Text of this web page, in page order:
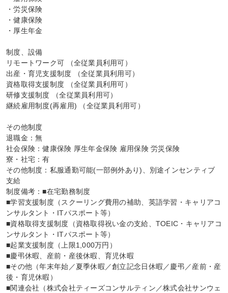
・労災保険
・健康保険
・厚生年金
制度、設備
リモートワーク可 （全従業員利用可）
出産・育児支援制度 （全従業員利用可）
資格取得支援制度 （全従業員利用可）
研修支援制度 （全従業員利用可）
継続雇用制度(再雇用) （全従業員利用可）
その他制度
退職金：無
社会保険：健康保険 厚生年金保険 雇用保険 労災保険
寮・社宅：有
その他制度：私服通勤可能(一部例外あり)、別途インセンティブ
支給
制度備考：■在宅勤務制度
■学習支援制度（スクーリング費用の補助、英語学習・キャリアコ
ンサルタント・ITパスポート等）
■資格取得支援制度（資格取得祝い金の支給、TOEIC・キャリアコ
ンサルタント・ITパスポート等）
■起業支援制度（上限1,000万円）
■慶弔休暇、産前・産後休暇、育児休暇
■その他（年末年始／夏季休暇／創立記念日休暇／慶弔／産前・産
後・育児休暇）
■関連会社（株式会社ティーズコンサルティン／株式会社サンウェ